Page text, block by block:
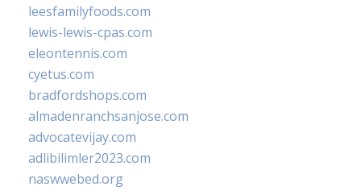
leesfamilyfoods.com
lewis-lewis-cpas.com
eleontennis.com
cyetus.com
bradfordshops.com
almadenranchsanjose.com
advocatevijay.com
adlibilimler2023.com
naswwebed.org